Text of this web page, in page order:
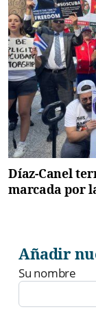
Díaz-Canel
marcada por
Añadir
Su nombre